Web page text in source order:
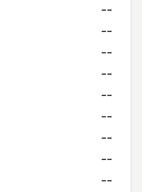
--
--
--
--
--
--
--
--
--